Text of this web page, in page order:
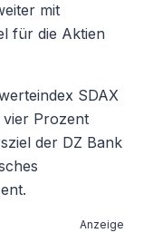
mit
für die Aktien
SDAX
Prozent
der DZ Bank
Anzeige